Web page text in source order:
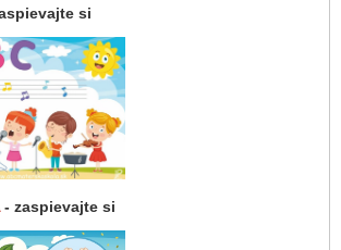
si
- zaspievajte si